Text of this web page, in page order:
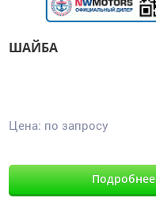
ШАЙБА
Цена: по запросу
Подробнее